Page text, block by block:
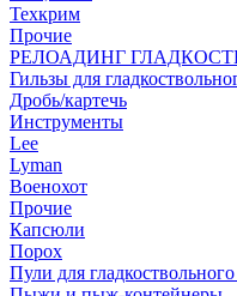
Техкрим
Прочие
РЕЛОАДИНГ
Гильзы для
Дробь/картечь
Инструменты
Lee
Lyman
Военохот
Прочие
Капсюли
Порох
Пули для